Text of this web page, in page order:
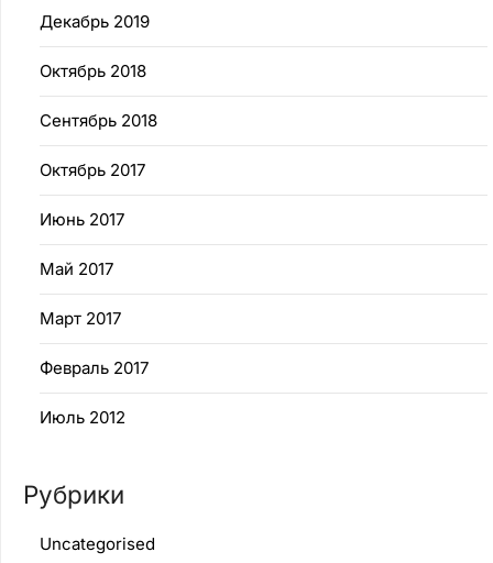
Декабрь 2019
Октябрь 2018
Сентябрь 2018
Октябрь 2017
Июнь 2017
Май 2017
Март 2017
Февраль 2017
Июль 2012
Рубрики
Uncategorised